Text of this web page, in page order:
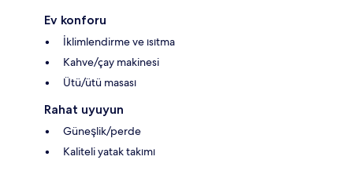
Ev konforu
İklimlendirme ve ısıtma
Kahve/çay makinesi
Ütü/ütü masası
Rahat uyuyun
Güneşlik/perde
Kaliteli yatak takımı